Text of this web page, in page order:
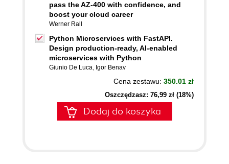
pass the AZ-400 with confidence, and
boost your cloud career
Werner Rall
Python Microservices with FastAPI.
Design production-ready, AI-enabled
microservices with Python
Giunio De Luca, Igor Benav
Cena zestawu: 350.01 zł
Oszczędzasz: 76,99 zł (18%)
Dodaj do koszyka